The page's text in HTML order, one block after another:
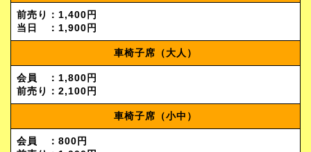
前売り：1,400円
当日 ：1,900円
車椅子席（大人）
会員 ：1,800円
前売り：2,100円
車椅子席（小中）
会員 ：800円